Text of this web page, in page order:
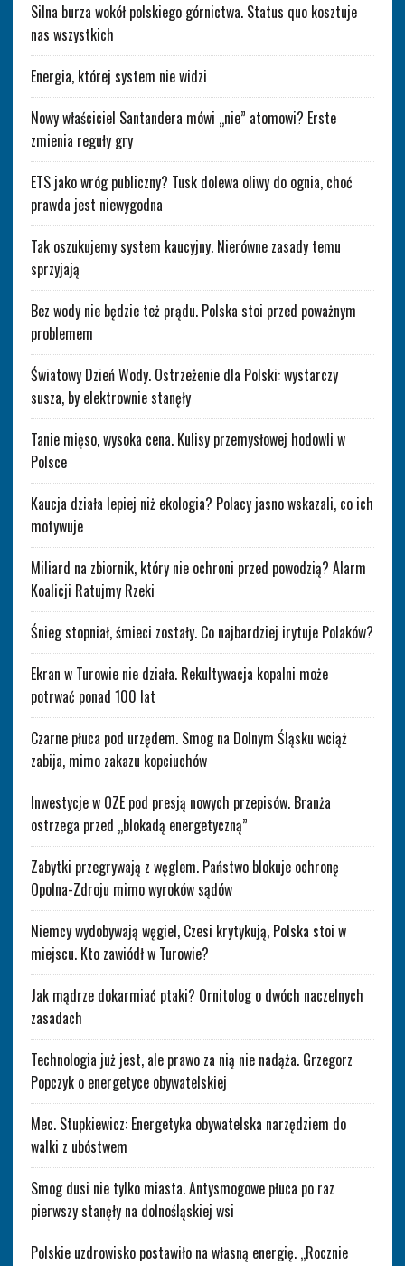
Silna burza wokół polskiego górnictwa. Status quo kosztuje
nas wszystkich
Energia, której system nie widzi
Nowy właściciel Santandera mówi „nie” atomowi? Erste
zmienia reguły gry
ETS jako wróg publiczny? Tusk dolewa oliwy do ognia, choć
prawda jest niewygodna
Tak oszukujemy system kaucyjny. Nierówne zasady temu
sprzyjają
Bez wody nie będzie też prądu. Polska stoi przed poważnym
problemem
Światowy Dzień Wody. Ostrzeżenie dla Polski: wystarczy
susza, by elektrownie stanęły
Tanie mięso, wysoka cena. Kulisy przemysłowej hodowli w
Polsce
Kaucja działa lepiej niż ekologia? Polacy jasno wskazali, co ich
motywuje
Miliard na zbiornik, który nie ochroni przed powodzią? Alarm
Koalicji Ratujmy Rzeki
Śnieg stopniał, śmieci zostały. Co najbardziej irytuje Polaków?
Ekran w Turowie nie działa. Rekultywacja kopalni może
potrwać ponad 100 lat
Czarne płuca pod urzędem. Smog na Dolnym Śląsku wciąż
zabija, mimo zakazu kopciuchów
Inwestycje w OZE pod presją nowych przepisów. Branża
ostrzega przed „blokadą energetyczną”
Zabytki przegrywają z węglem. Państwo blokuje ochronę
Opolna-Zdroju mimo wyroków sądów
Niemcy wydobywają węgiel, Czesi krytykują, Polska stoi w
miejscu. Kto zawiódł w Turowie?
Jak mądrze dokarmiać ptaki? Ornitolog o dwóch naczelnych
zasadach
Technologia już jest, ale prawo za nią nie nadąża. Grzegorz
Popczyk o energetyce obywatelskiej
Mec. Stupkiewicz: Energetyka obywatelska narzędziem do
walki z ubóstwem
Smog dusi nie tylko miasta. Antysmogowe płuca po raz
pierwszy stanęły na dolnośląskiej wsi
Polskie uzdrowisko postawiło na własną energię. „Rocznie